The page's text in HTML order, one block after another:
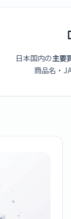
日本国内の主要
商品名・